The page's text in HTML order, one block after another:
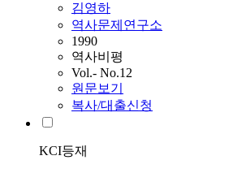
김영하
역사문제연구소
1990
역사비평
Vol.- No.12
원문보기
복사/대출신청
KCI등재